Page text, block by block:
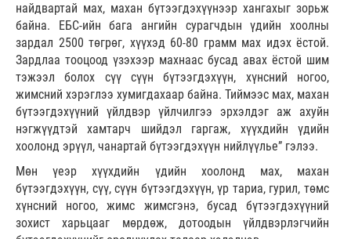
найдвартай мах, махан бүтээгдэхүүнээр хангахыг зорьж
байна. ЕБС-ийн бага ангийн сурагчдын үдийн хоолны
зардал 2500 төгрөг, хүүхэд 60-80 грамм мах идэх ёстой.
Зардлаа тооцоод үзэхээр махнаас бусад авах ёстой шим
тэжээл болох сүү сүүн бүтээгдэхүүн, хүнсний ногоо,
жимсний хэрэглээ хумигдахаар байна. Тиймээс мах, махан
бүтээгдэхүүний үйлдвэр үйлчилгээ эрхэлдэг аж ахуйн
нэгжүүдтэй хамтарч шийдэл гаргаж, хүүхдийн үдийн
хоолонд эрүүл, чанартай бүтээгдэхүүн нийлүүлье” гэлээ.
Мөн үеэр хүүхдийн үдийн хоолонд мах, махан
бүтээгдэхүүн, сүү, сүүн бүтээгдэхүүн, үр тариа, гурил, төмс
хүнсний ногоо, жимс жимсгэнэ, бусад бүтээгдэхүүний
зохист харьцааг мөрдөж, дотоодын үйлдвэрлэгчийн